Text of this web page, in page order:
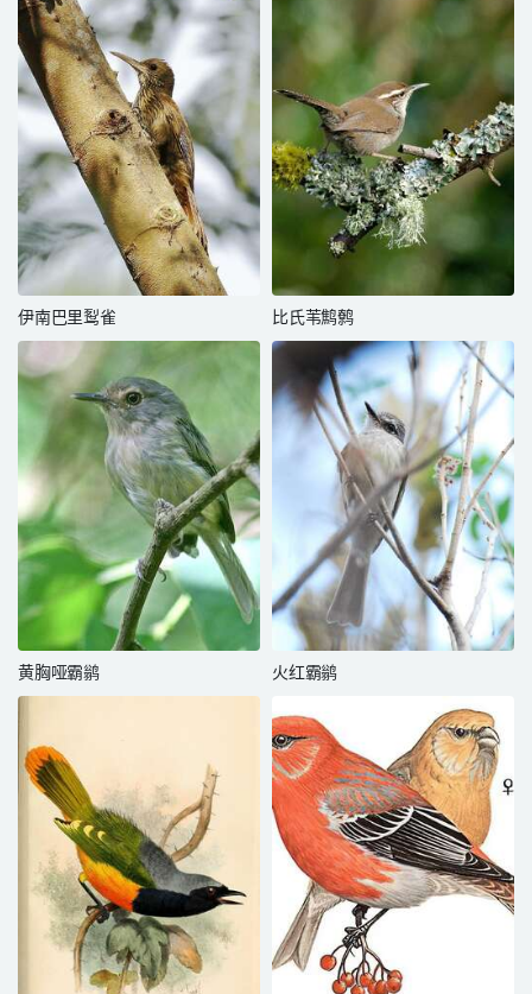
伊南巴里䴕雀 比氏苇鹪鹩
黄胸哑霸鹟 火红霸鹟